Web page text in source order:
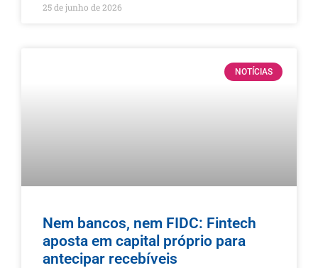
25 de junho de 2026
NOTÍCIAS
Nem bancos, nem FIDC: Fintech
aposta em capital próprio para
antecipar recebíveis